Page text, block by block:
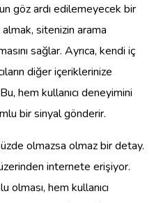
göz ardı edilemeyecek bir
almak, sitenizin arama
sağlar. Ayrıca, kendi iç
diğer içeriklerinize
hem kullanıcı deneyimini
bir sinyal gönderir.
olmazsa olmaz bir detay.
internete erişiyor.
olması, hem kullanıcı